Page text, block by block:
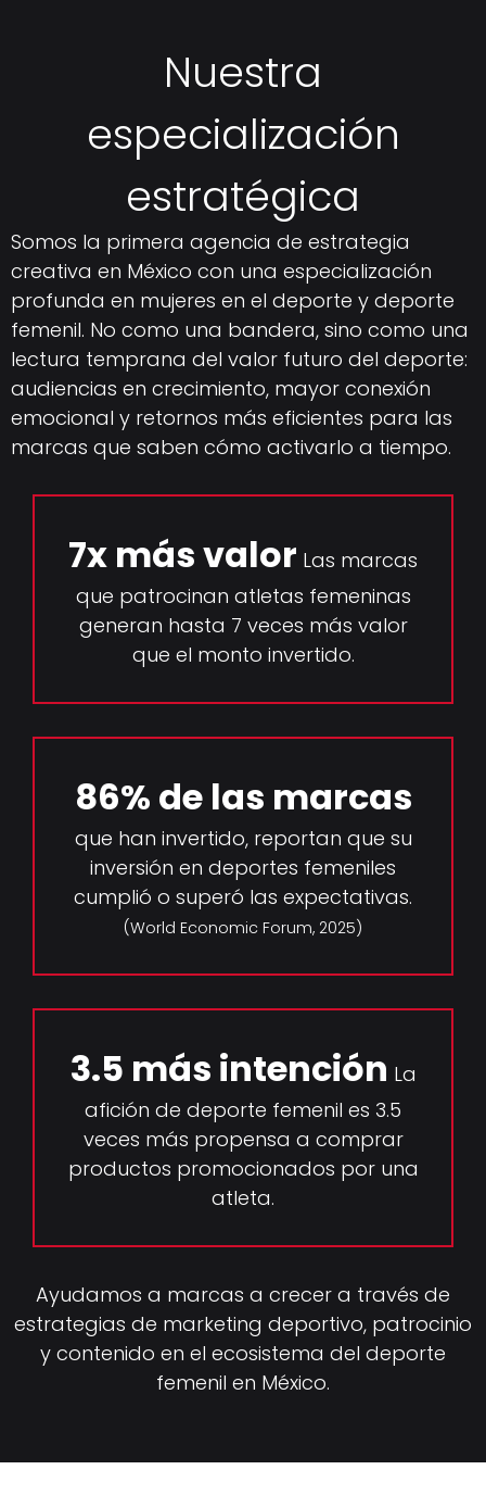
Nuestra
especialización
estratégica
Somos la primera agencia de estrategia
creativa en México con una especialización
profunda en mujeres en el deporte y deporte
femenil. No como una bandera, sino como una
lectura temprana del valor futuro del deporte:
audiencias en crecimiento, mayor conexión
emocional y retornos más eficientes para las
marcas que saben cómo activarlo a tiempo.
7x más valor Las marcas
que patrocinan atletas femeninas
generan hasta 7 veces más valor
que el monto invertido.
86% de las marcas
que han invertido, reportan que su
inversión en deportes femeniles
cumplió o superó las expectativas.
(World Economic Forum, 2025)
3.5 más intención La
afición de deporte femenil es 3.5
veces más propensa a comprar
productos promocionados por una
atleta.
Ayudamos a marcas a crecer a través de
estrategias de marketing deportivo, patrocinio
y contenido en el ecosistema del deporte
femenil en México.